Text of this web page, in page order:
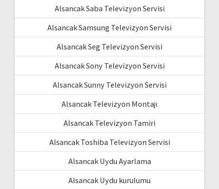
Alsancak Saba Televizyon Servisi
Alsancak Samsung Televizyon Servisi
Alsancak Seg Televizyon Servisi
Alsancak Sony Televizyon Servisi
Alsancak Sunny Televizyon Servisi
Alsancak Televizyon Montajı
Alsancak Televizyon Tamiri
Alsancak Toshiba Televizyon Servisi
Alsancak Uydu Ayarlama
Alsancak Uydu kurulumu